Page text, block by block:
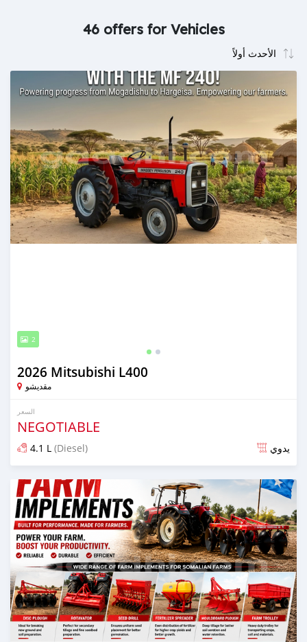
46 offers for Vehicles
2
2026 Mitsubishi L400
مقديشو
السعر
NEGOTIABLE
4.1 L (Diesel) يدوي
تم النشر منذ 3 أيام مضت